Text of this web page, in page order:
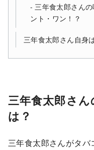
三年食太郎さん
ント・ワン！？
三年食太郎さん自身
三年食太郎さ
は？
三年食太郎さんがタ